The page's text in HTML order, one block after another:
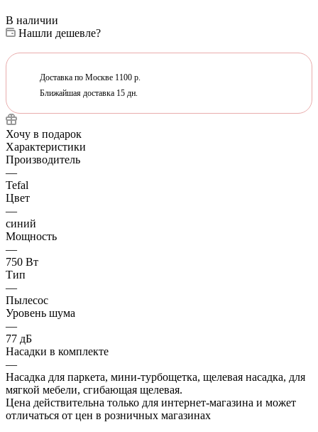
В наличии
Нашли дешевле?
Доставка по Москве 1100 р.
Ближайшая доставка 15 дн.
Хочу в подарок
Характеристики
Производитель
—
Tefal
Цвет
—
синий
Мощность
—
750 Вт
Тип
—
Пылесос
Уровень шума
—
77 дБ
Насадки в комплекте
—
Насадка для паркета, мини-турбощетка, щелевая насадка, для
мягкой мебели, сгибающая щелевая.
Цена действительна только для интернет-магазина и может
отличаться от цен в розничных магазинах